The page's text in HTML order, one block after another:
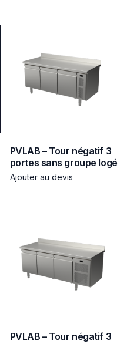
PVLAB – Tour négatif 3
portes sans groupe logé
Ajouter au devis
PVLAB – Tour négatif 3